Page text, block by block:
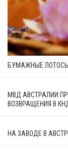
БУМАЖНЫЕ
МВД АВСТРАЛИИ
ВОЗВРАЩЕНИЯ В
НА ЗАВОДЕ В